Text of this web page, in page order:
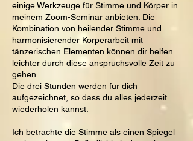
einige Werkzeuge für Stimme und Körper in
meinem Zoom-Seminar anbieten. Die
Kombination von heilender Stimme und
harmonisierender Körperarbeit mit
tänzerischen Elementen können dir helfen
leichter durch diese anspruchsvolle Zeit zu
gehen.
Die drei Stunden werden für dich
aufgezeichnet, so dass du alles jederzeit
wiederholen kannst.
Ich betrachte die Stimme als einen Spiegel